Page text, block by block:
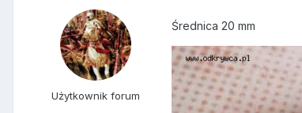
Użytkownik forum
Średnica 20 mm